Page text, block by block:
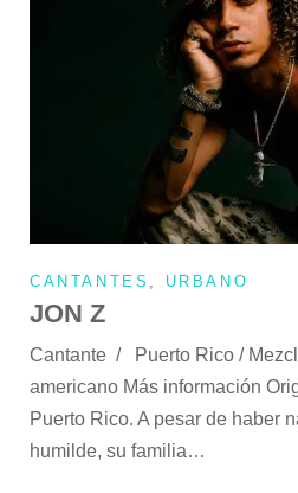
CANTANTES URBANO
JON Z
Cantante / Puerto Rico /
americano Más información
Puerto Rico. A pesar de haber
humilde, su familia…